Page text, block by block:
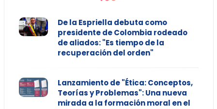
De la Espriella debuta como
presidente de Colombia rodeado
de aliados: "Es tiempo de la
recuperación del orden"
Lanzamiento de "Ética: Conceptos,
Teorías y Problemas": Una nueva
mirada a la formación moral en el